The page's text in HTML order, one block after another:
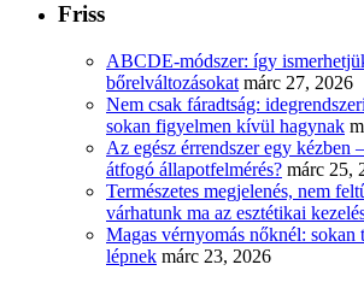
Friss
ABCDE‑módszer: így
bőrelváltozásokat márc 27, 2026
Nem csak fáradtság:
sokan figyelmen kívül hagynak
Az egész érrendszer egy kézben
átfogó állapotfelmérés? márc 25,
Természetes megjelenés, nem
várhatunk ma az esztétikai
Magas vérnyomás nőknél: sokan
lépnek márc 23, 2026